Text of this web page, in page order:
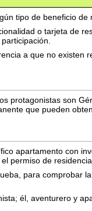
tipo de beneficio de
o tarjeta de
a que no existen
protagonistas son
que pueden
apartamento con
permiso de
para comprobar
él, aventurero y